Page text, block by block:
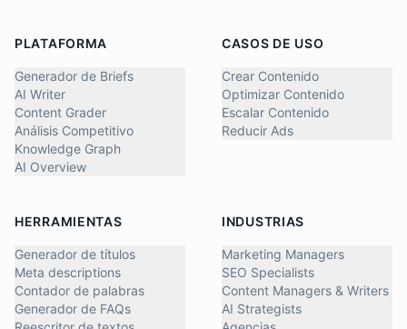
PLATAFORMA
Generador de Briefs
AI Writer
Content Grader
Análisis Competitivo
Knowledge Graph
AI Overview
CASOS DE USO
Crear Contenido
Optimizar Contenido
Escalar Contenido
Reducir Ads
HERRAMIENTAS
Generador de títulos
Meta descriptions
Contador de palabras
Generador de FAQs
INDUSTRIAS
Marketing Managers
SEO Specialists
Content Managers & Writers
AI Strategists